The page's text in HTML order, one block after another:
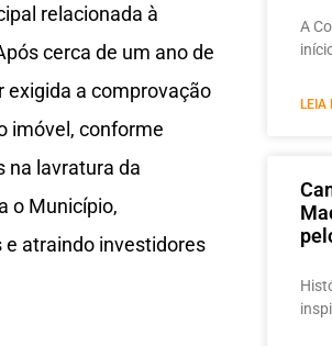
relacionada à
cerca de um ano de
exigida a comprovação
imóvel, conforme
na lavratura da
o Município,
atraindo investidores
A
LEIA